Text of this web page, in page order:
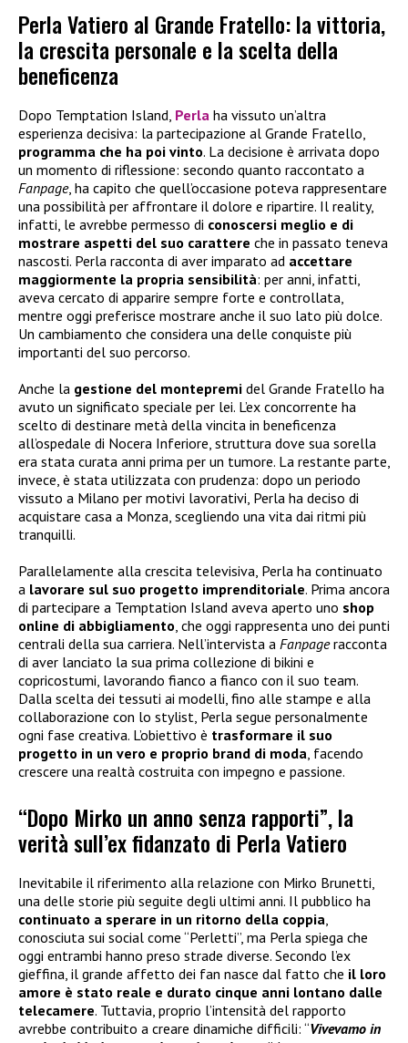
Perla Vatiero al Grande Fratello: la vittoria,
la crescita personale e la scelta della
beneficenza
Dopo Temptation Island, Perla ha vissuto un’altra
esperienza decisiva: la partecipazione al Grande Fratello,
programma che ha poi vinto. La decisione è arrivata dopo
un momento di riflessione: secondo quanto raccontato a
Fanpage, ha capito che quell’occasione poteva rappresentare
una possibilità per affrontare il dolore e ripartire. Il reality,
infatti, le avrebbe permesso di conoscersi meglio e di
mostrare aspetti del suo carattere che in passato teneva
nascosti. Perla racconta di aver imparato ad accettare
maggiormente la propria sensibilità: per anni, infatti,
aveva cercato di apparire sempre forte e controllata,
mentre oggi preferisce mostrare anche il suo lato più dolce.
Un cambiamento che considera una delle conquiste più
importanti del suo percorso.
Anche la gestione del montepremi del Grande Fratello ha
avuto un significato speciale per lei. L’ex concorrente ha
scelto di destinare metà della vincita in beneficenza
all’ospedale di Nocera Inferiore, struttura dove sua sorella
era stata curata anni prima per un tumore. La restante parte,
invece, è stata utilizzata con prudenza: dopo un periodo
vissuto a Milano per motivi lavorativi, Perla ha deciso di
acquistare casa a Monza, scegliendo una vita dai ritmi più
tranquilli.
Parallelamente alla crescita televisiva, Perla ha continuato
a lavorare sul suo progetto imprenditoriale. Prima ancora
di partecipare a Temptation Island aveva aperto uno shop
online di abbigliamento , che oggi rappresenta uno dei punti
centrali della sua carriera. Nell’intervista a Fanpageracconta
di aver lanciato la sua prima collezione di bikini e
copricostumi, lavorando fianco a fianco con il suo team.
Dalla scelta dei tessuti ai modelli, fino alle stampe e alla
collaborazione con lo stylist, Perla segue personalmente
ogni fase creativa. L’obiettivo è trasformare il suo
progetto in un vero e proprio brand di moda , facendo
crescere una realtà costruita con impegno e passione.
“Dopo Mirko un anno senza rapporti”, la
verità sull’ex fidanzato di Perla Vatiero
Inevitabile il riferimento alla relazione con Mirko Brunetti,
una delle storie più seguite degli ultimi anni. Il pubblico ha
continuato a sperare in un ritorno della coppia
conosciuta sui social come “Perletti”, ma Perla spiega che
oggi entrambi hanno preso strade diverse. Secondo l’ex
gieffina, il grande affetto dei fan nasce dal fatto che il loro
amore è stato reale e durato cinque anni lontano dalle
telecamere. Tuttavia, proprio l’intensità del rapporto
avrebbe contribuito a creare dinamiche difficili: “Vivevamo in